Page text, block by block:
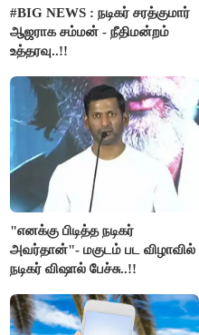
#BIG NEWS : நடிகர் சரத்குமார்
ஆஜராக சம்மன் - நீதிமன்றம்
உத்தரவு..!!
"எனக்கு பிடித்த நடிகர்
அவர்தான்"- மகுடம் பட விழாவில்
நடிகர் விஷால் பேச்சு..!!